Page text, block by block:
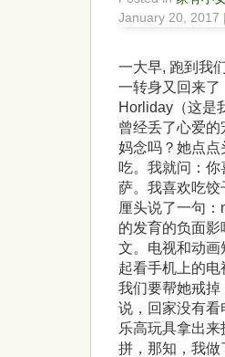
January 20, 2017 |
一大早, 跑到我
一转身又回来
Horliday（这是
曾经丢了心爱
妈念吗？她点
吃。我就问：
萨。我喜欢吃
厘头说了一句
的发育的负面
文。电视和动
起看手机上的
我们要帮她戒
说，回家没有
乐高玩具拿出
拼，那知，我